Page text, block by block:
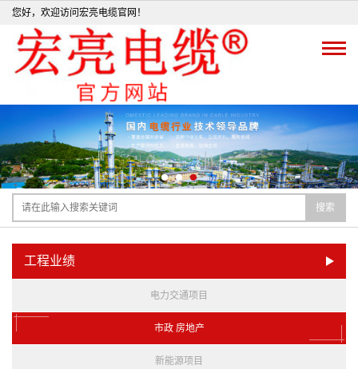
您好，欢迎访问宏亮电缆官网！
搜索
工程业绩
电力交通项目
市政 房地产
新能源项目